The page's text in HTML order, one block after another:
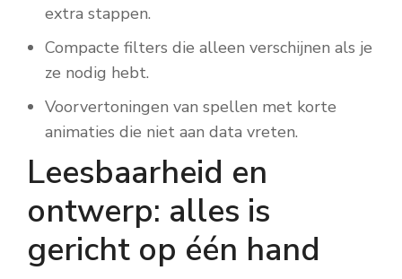
extra stappen.
Compacte filters die alleen verschijnen als je
ze nodig hebt.
Voorvertoningen van spellen met korte
animaties die niet aan data vreten.
Leesbaarheid en
ontwerp: alles is
gericht op één hand